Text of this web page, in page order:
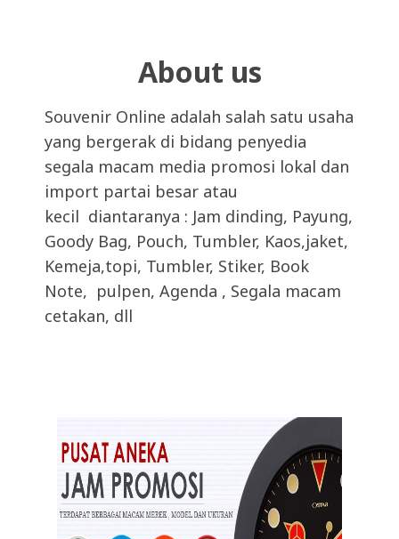
About us
Souvenir Online adalah salah satu usaha
yang bergerak di bidang penyedia
segala macam media promosi lokal dan
import partai besar atau
kecil diantaranya : Jam dinding, Payung,
Goody Bag, Pouch, Tumbler, Kaos,jaket,
Kemeja,topi, Tumbler, Stiker, Book
Note, pulpen, Agenda , Segala macam
cetakan, dll